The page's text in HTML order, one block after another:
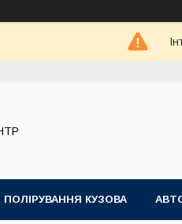
ПОЛІРУВАННЯ КУЗОВА